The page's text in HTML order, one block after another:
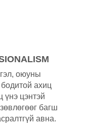
оюуны
ахиц
үнэ цэнтэй
багш
авна.